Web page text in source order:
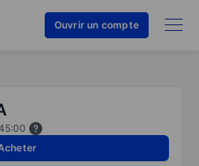
Ouvrir un compte